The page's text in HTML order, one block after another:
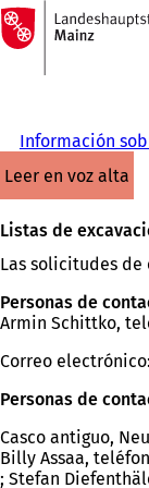
Saltar al
A
la
página
Información
leer en voz alta
Listas de
Las solicitudes de
Personas de
Armin Schittko,
Correo electrónico:
Personas de
Casco antiguo,
Billy Assaa,
; Stefan